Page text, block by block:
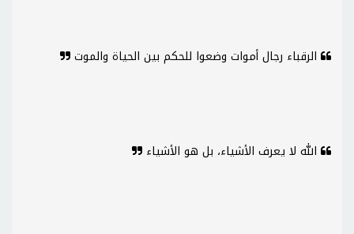
الرقباء رجال أموات وضعوا للحكم بين الحياة والموت
الله لا يعرف الأشياء، بل هو الأشياء